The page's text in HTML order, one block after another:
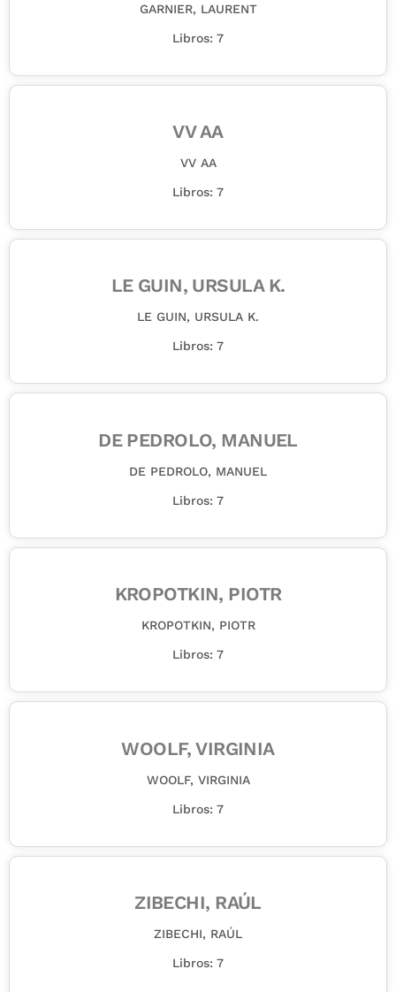
GARNIER, LAURENT
Libros: 7
VV AA
VV AA
Libros: 7
LE GUIN, URSULA K.
LE GUIN, URSULA K.
Libros: 7
DE PEDROLO, MANUEL
DE PEDROLO, MANUEL
Libros: 7
KROPOTKIN, PIOTR
KROPOTKIN, PIOTR
Libros: 7
WOOLF, VIRGINIA
WOOLF, VIRGINIA
Libros: 7
ZIBECHI, RAÚL
ZIBECHI, RAÚL
Libros: 7